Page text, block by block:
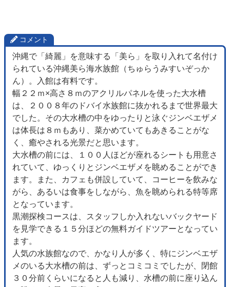
コメント
沖縄で「綺麗」を意味する「美ら」を取り入れて名付け
られている沖縄美ら海水族館（ちゅらうみすいぞっか
ん）。入館は有料です。
幅２２ｍ×高さ８ｍのアクリルパネルを使った大水槽
は、２００８年のドバイ水族館に抜かれるまで世界最大
でした。その大水槽の中をゆったりと泳ぐジンベエザメ
は体長は８ｍもあり、菜かめていてもあきることがな
く、癒やされる光景だと思います。
大水槽の前には、１００人ほどが座れるシートも用意さ
れていて、ゆっくりとジンベエザメを眺めることができ
ます。また、カフェも併設していて、コーヒーを飲みな
がら、あるいは食事をしながら、魚を眺められる特等席
となっています。
黒潮探検コースは、スタッフしか入れないバックヤード
を見学できる１５分ほどの無料ガイドツアーとなってい
ます。
人気の水族館なので、かなり人が多く、特にジンベエザ
メのいる大水槽の前は、ずっとコミコミでしたが、閉館
３０分前くらいになると人も減り、水槽の前に座り込ん